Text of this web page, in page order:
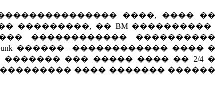
����, ����
���������, �� BM ����������
��� ������������
������ –������������ ����
��� ����� ���� �� 2/4
���� �������